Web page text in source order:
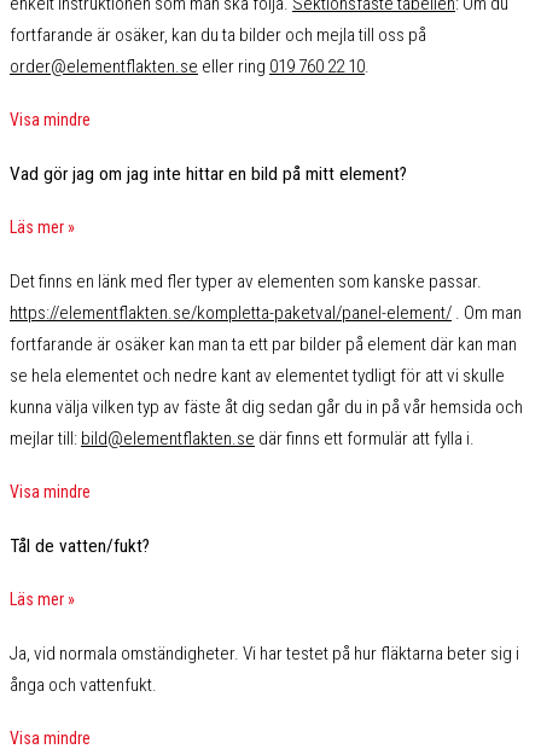
fortfarande är osäker, kan du ta bilder och mejla till oss på
order@elementflakten.se eller ring 019 760 22 10
Visa mindre
Vad gör jag om jag inte hittar en bild på mitt element?
Läs mer »
Det finns en länk med fler typer av elementen som kanske passar.
https://elementflakten.se/kompletta-paketval/panel-element/ . Om man
fortfarande är osäker kan man ta ett par bilder på element där kan man
se hela elementet och nedre kant av elementet tydligt för att vi skulle
kunna välja vilken typ av fäste åt dig sedan går du in på vår hemsida och
mejlar till: bild@elementflakten.se där finns ett formulär att fylla i.
Visa mindre
Tål de vatten/fukt?
Läs mer »
Ja, vid normala omständigheter. Vi har testet på hur fläktarna beter sig i
ånga och vattenfukt.
Visa mindre